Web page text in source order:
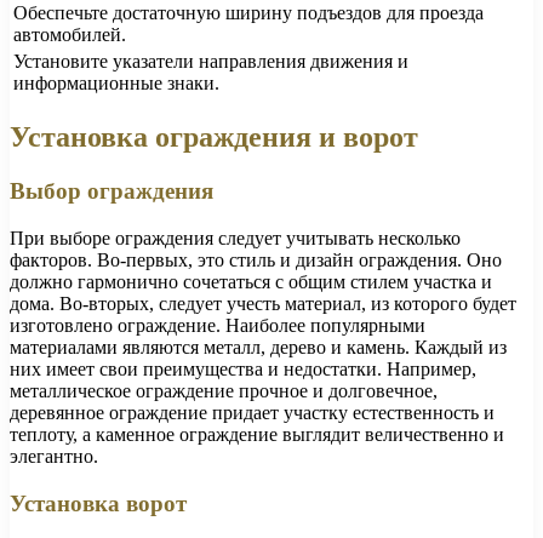
Обеспечьте достаточную ширину подъездов для проезда
автомобилей.
Установите указатели направления движения и
информационные знаки.
Установка ограждения и ворот
Выбор ограждения
При выборе ограждения следует учитывать несколько
факторов. Во-первых, это стиль и дизайн ограждения. Оно
должно гармонично сочетаться с общим стилем участка и
дома. Во-вторых, следует учесть материал, из которого будет
изготовлено ограждение. Наиболее популярными
материалами являются металл, дерево и камень. Каждый из
них имеет свои преимущества и недостатки. Например,
металлическое ограждение прочное и долговечное,
деревянное ограждение придает участку естественность и
теплоту, а каменное ограждение выглядит величественно и
элегантно.
Установка ворот